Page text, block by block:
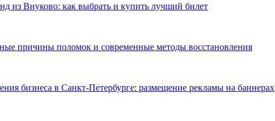
из Внуково: как выбрать и купить лучший билет
причины поломок и современные методы восстановления
бизнеса в Санкт-Петербурге: размещение рекламы на баннерах